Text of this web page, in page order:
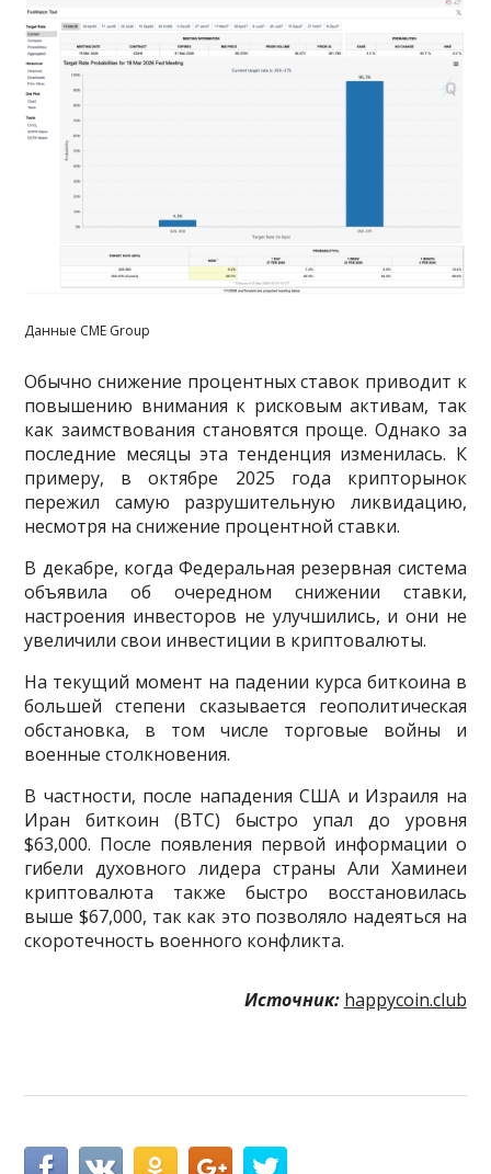
Данные CME Group
Обычно снижение процентных ставок приводит к
повышению внимания к рисковым активам, так
как заимствования становятся проще. Однако за
последние месяцы эта тенденция изменилась. К
примеру, в октябре 2025 года крипторынок
пережил самую разрушительную ликвидацию,
несмотря на снижение процентной ставки.
В декабре, когда Федеральная резервная система
объявила об очередном снижении ставки,
настроения инвесторов не улучшились, и они не
увеличили свои инвестиции в криптовалюты.
На текущий момент на падении курса биткоина в
большей степени сказывается геополитическая
обстановка, в том числе торговые войны и
военные столкновения.
В частности, после нападения США и Израиля на
Иран биткоин (BTC) быстро упал до уровня
$63,000. После появления первой информации о
гибели духовного лидера страны Али Хаминеи
криптовалюта также быстро восстановилась
выше $67,000, так как это позволяло надеяться на
скоротечность военного конфликта.
Источник: happycoin.club